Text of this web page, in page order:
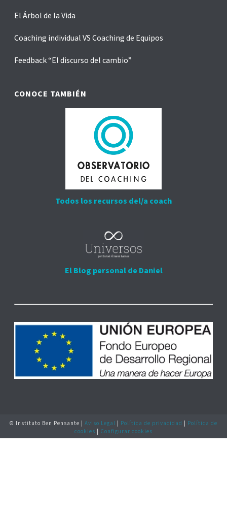
El Árbol de la Vida
Coaching individual VS Coaching de Equipos
Feedback “El discurso del cambio”
CONOCE TAMBIÉN
Todos los recursos del/a coach
El Blog personal de Daniel
© Instituto Ben Pensante | Aviso Legal | Política de privacidad | Política de
cookies | Configurar cookies